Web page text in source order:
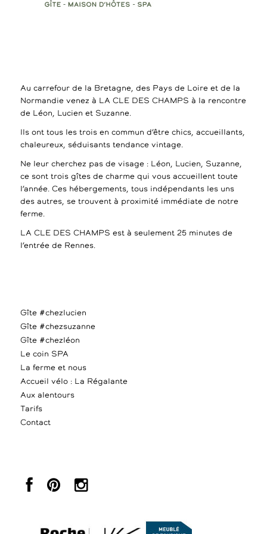
Au carrefour de la Bretagne, des Pays de Loire et de la
Normandie venez à LA CLE DES CHAMPS à la rencontre
de Léon, Lucien et Suzanne.
Ils ont tous les trois en commun d’être chics, accueillants,
chaleureux, séduisants tendance vintage.
Ne leur cherchez pas de visage : Léon, Lucien, Suzanne,
ce sont trois gîtes de charme qui vous accueillent toute
l’année. Ces hébergements, tous indépendants les uns
des autres, se trouvent à proximité immédiate de notre
ferme.
LA CLE DES CHAMPS est à seulement 25 minutes de
l’entrée de Rennes.
Gîte #chezlucien
Gîte #chezsuzanne
Gîte #chezléon
Le coin SPA
La ferme et nous
Accueil vélo : La Régalante
Aux alentours
Tarifs
Contact